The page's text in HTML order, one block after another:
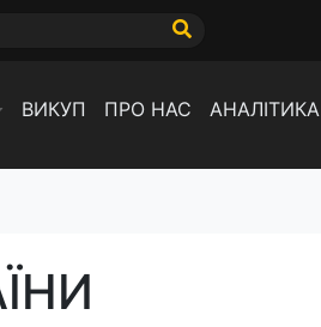
ВИКУП ПРО НАС АНАЛІТИКА